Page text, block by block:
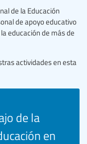
de la Educación
de apoyo educativo
educación de más de
actividades en esta
de la
en